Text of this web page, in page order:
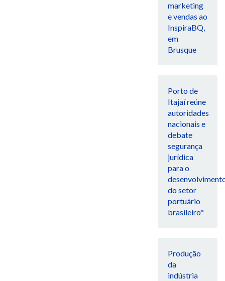
marketing
e vendas ao
InspiraBQ,
em
Brusque
Porto de
Itajaí reúne
autoridades
nacionais e
debate
segurança
jurídica
para o
do setor
portuário
brasileiro*
Produção
da
indústria